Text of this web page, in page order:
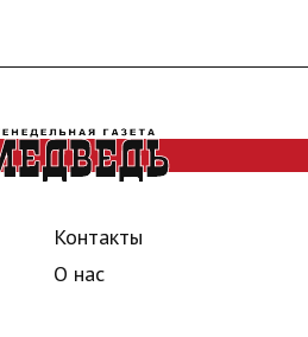
Контакты
О нас